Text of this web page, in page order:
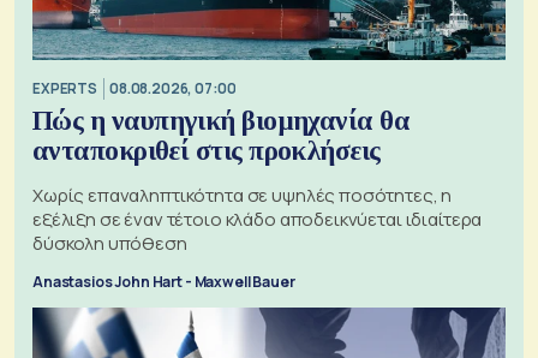
EXPERTS 08.08.2026, 07:00
Πώς η ναυπηγική βιομηχανία θα
ανταποκριθεί στις προκλήσεις
Χωρίς επαναληπτικότητα σε υψηλές ποσότητες, η
εξέλιξη σε έναν τέτοιο κλάδο αποδεικνύεται ιδιαίτερα
δύσκολη υπόθεση
Anastasios John Hart - Maxwell Bauer